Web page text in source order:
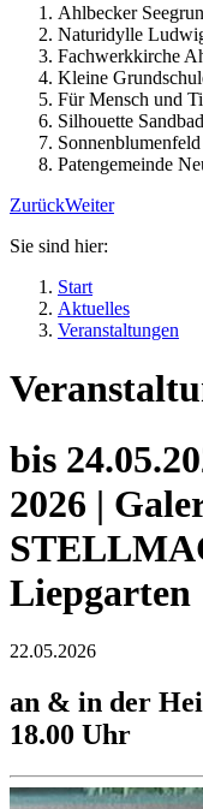
Ahlbecker
Naturidylle
Fachwerkkirche
Kleine
Für Mensch und
Silhouette
Patengemeinde
ZurückWeiter
Sie sind hier:
Start
Aktuelles
Veranstaltungen
bis
2026 |
Liepgarten
22.05.2026
an & in der
18.00 Uhr